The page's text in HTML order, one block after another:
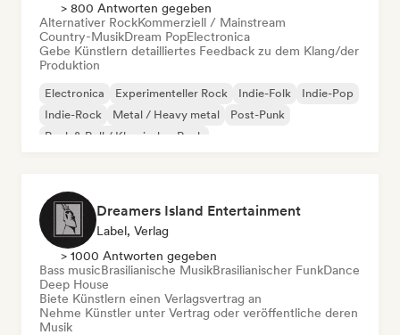
> 800 Antworten gegeben
Alternativer RockKommerziell / Mainstream
Country-MusikDream PopElectronica
Gebe Künstlern detailliertes Feedback zu dem Klang/der
Produktion
Electronica Experimenteller Rock Indie-Folk
Indie-Pop
Indie-Rock
Metal / Heavy metal
Post-Punk
Rock & Roll / Klassischer Rock
Dreamers Island Entertainment
Label, Verlag
> 1000 Antworten gegeben
Bass musicBrasilianische MusikBrasilianischer FunkDance
Deep House
Biete Künstlern einen Verlagsvertrag an
Nehme Künstler unter Vertrag oder veröffentliche deren
Musik